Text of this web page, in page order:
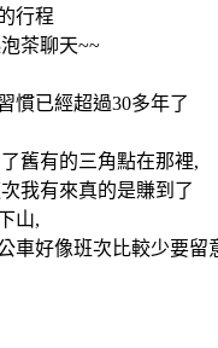
行程
茶聊天~~
慣已經超過30多年了
舊有的三角點在那裡,
我有來真的是賺到了
山,
車好像班次比較少要留